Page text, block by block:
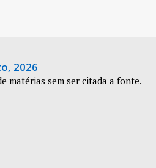
2026
matérias sem ser citada a fonte.